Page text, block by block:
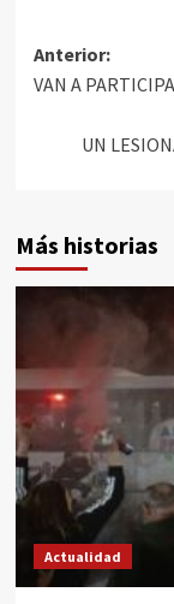
Anterior:
VAN A
UN
Más historias
Actualidad